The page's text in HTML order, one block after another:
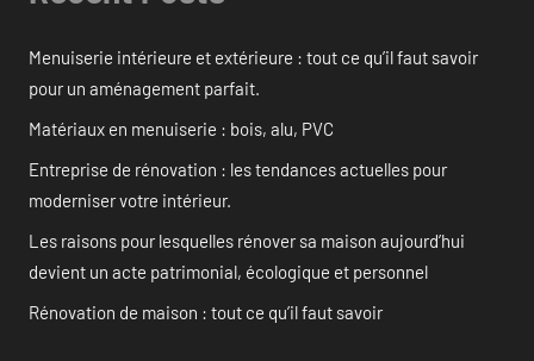
Menuiserie intérieure et extérieure : tout ce qu’il faut savoir
pour un aménagement parfait.
Matériaux en menuiserie : bois, alu, PVC
Entreprise de rénovation : les tendances actuelles pour
moderniser votre intérieur.
Les raisons pour lesquelles rénover sa maison aujourd’hui
devient un acte patrimonial, écologique et personnel
Rénovation de maison : tout ce qu’il faut savoir